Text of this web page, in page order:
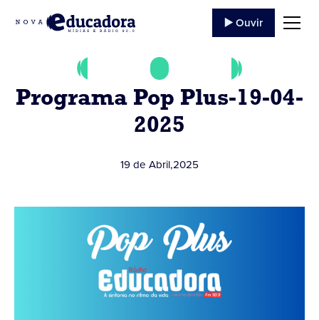
▶️ Ouvir
Programa Pop Plus-19-04-
2025
19 de Abril,2025